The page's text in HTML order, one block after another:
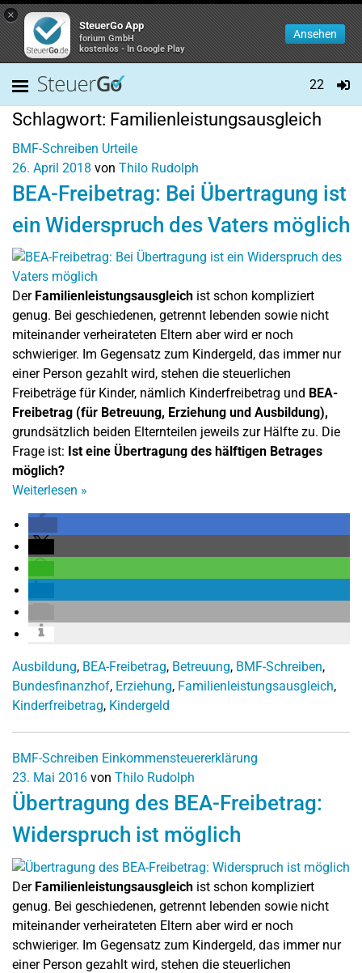
×
SteuerGo App
forium GmbH
kostenlos - In Google Play
Ansehen
22
Schlagwort: Familienleistungsausgleich
BMF-Schreiben Urteile
26. April 2018 von Thilo Rudolph
BEA-Freibetrag: Bei Übertragung ist
ein Widerspruch des Vaters möglich
Der Familienleistungsausgleich ist schon kompliziert
genug. Bei geschiedenen, getrennt lebenden sowie nicht
miteinander verheirateten Eltern aber wird er noch
schwieriger. Im Gegensatz zum Kindergeld, das immer nur
einer Person gezahlt wird, stehen die steuerlichen
Freibeträge für Kinder, nämlich Kinderfreibetrag und BEA-
Freibetrag (für Betreuung, Erziehung und Ausbildung),
grundsätzlich beiden Elternteilen jeweils zur Hälfte zu. Die
Frage ist: Ist eine Übertragung des hälftigen Betrages
möglich?
Weiterlesen »
Ausbildung, BEA-Freibetrag, Betreuung, BMF-Schreiben,
Bundesfinanzhof, Erziehung, Familienleistungsausgleich,
Kinderfreibetrag, Kindergeld
BMF-Schreiben Einkommensteuererklärung
23. Mai 2016 von Thilo Rudolph
Übertragung des BEA-Freibetrag:
Widerspruch ist möglich
Der Familienleistungsausgleich ist schon kompliziert
genug. Bei geschiedenen, getrennt lebenden sowie nicht
miteinander verheirateten Eltern aber wird er noch
schwieriger. Im Gegensatz zum Kindergeld, das immer nur
einer Person gezahlt wird, stehen die steuerlichen